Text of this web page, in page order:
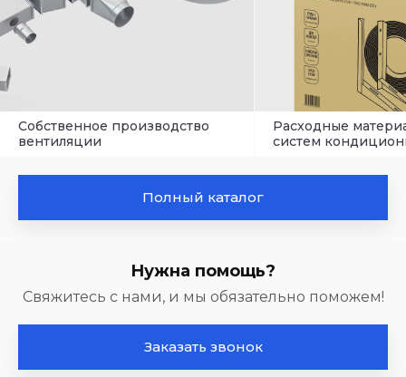
Собственное производство
вентиляции
Расходные
систем
Полный каталог
Нужна помощь?
Свяжитесь с нами, и мы обязательно поможем!
Заказать звонок